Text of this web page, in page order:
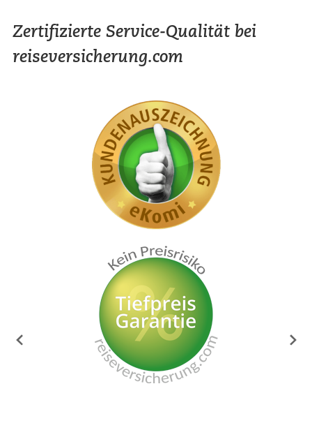
Zertifizierte Service-Qualität bei
reiseversicherung.com